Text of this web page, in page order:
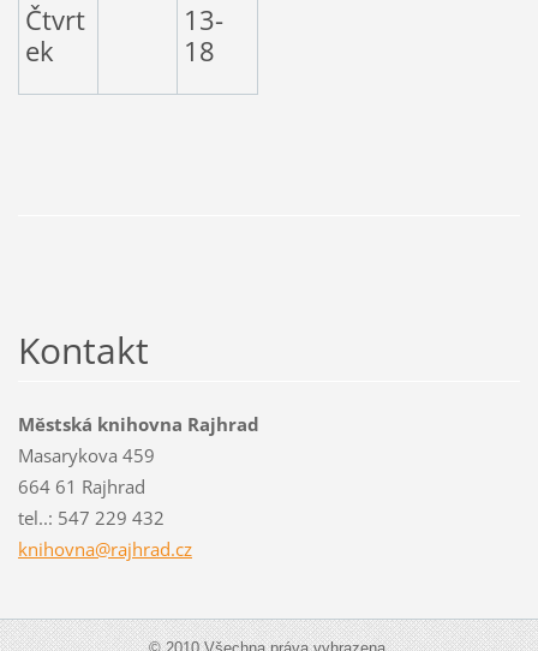
Čtvrt
ek
13-
18
Kontakt
Městská knihovna Rajhrad
Masarykova 459
664 61 Rajhrad
tel..: 547 229 432
knihovna@rajhrad.cz